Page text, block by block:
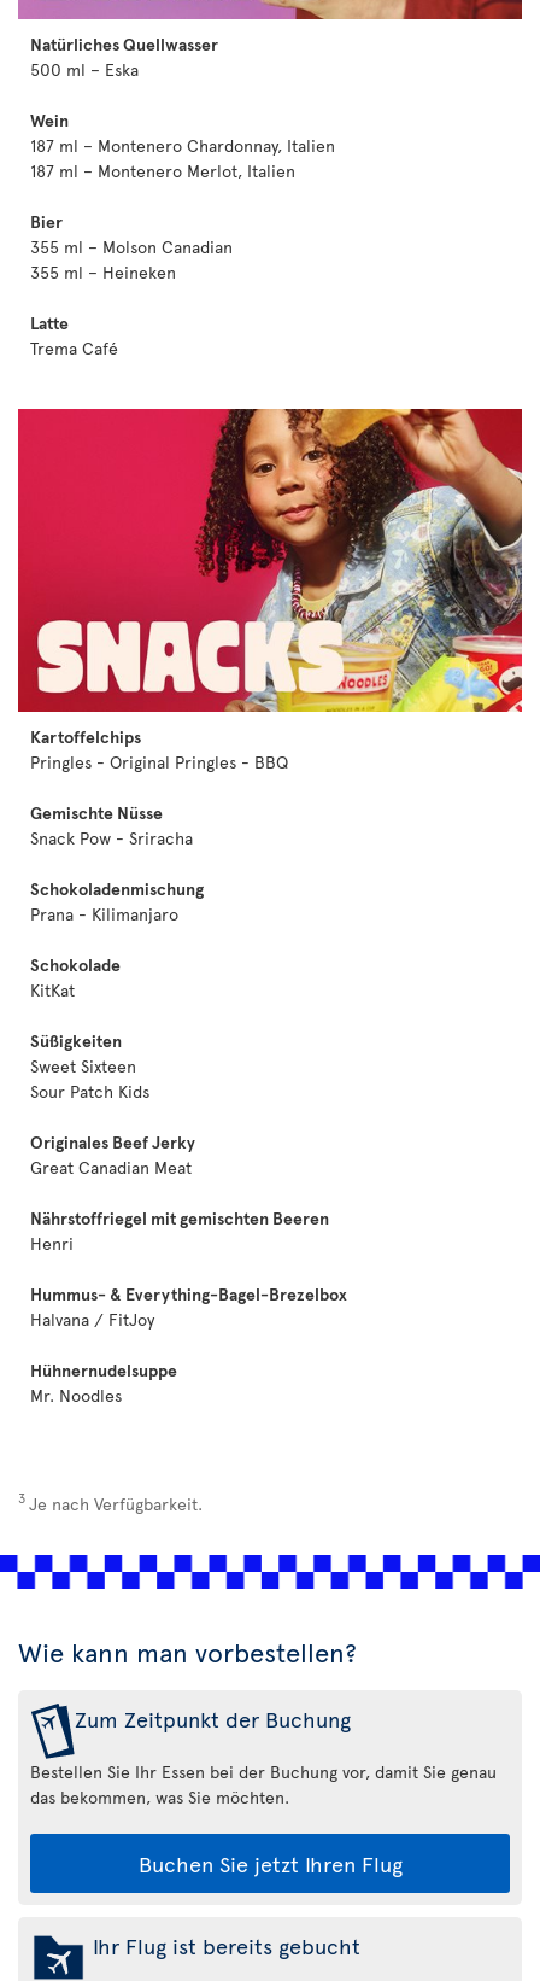
Natürliches Quellwasser
500 ml – Eska
Wein
187 ml – Montenero Chardonnay, Italien
187 ml – Montenero Merlot, Italien
Bier
355 ml – Molson Canadian
355 ml – Heineken
Latte
Trema Café
Kartoffelchips
Pringles - Original Pringles - BBQ
Gemischte Nüsse
Snack Pow - Sriracha
Schokoladenmischung
Prana - Kilimanjaro
Schokolade
KitKat
Süßigkeiten
Sweet Sixteen
Sour Patch Kids
Originales Beef Jerky
Great Canadian Meat
Nährstoffriegel mit gemischten Beeren
Henri
Hummus- & Everything-Bagel-Brezelbox
Halvana / FitJoy
Hühnernudelsuppe
Mr. Noodles
3 Je nach Verfügbarkeit.
Wie kann man vorbestellen?
Zum Zeitpunkt der Buchung
Bestellen Sie Ihr Essen bei der Buchung vor, damit Sie genau
das bekommen, was Sie möchten.
Buchen Sie jetzt Ihren Flug
Ihr Flug ist bereits gebucht